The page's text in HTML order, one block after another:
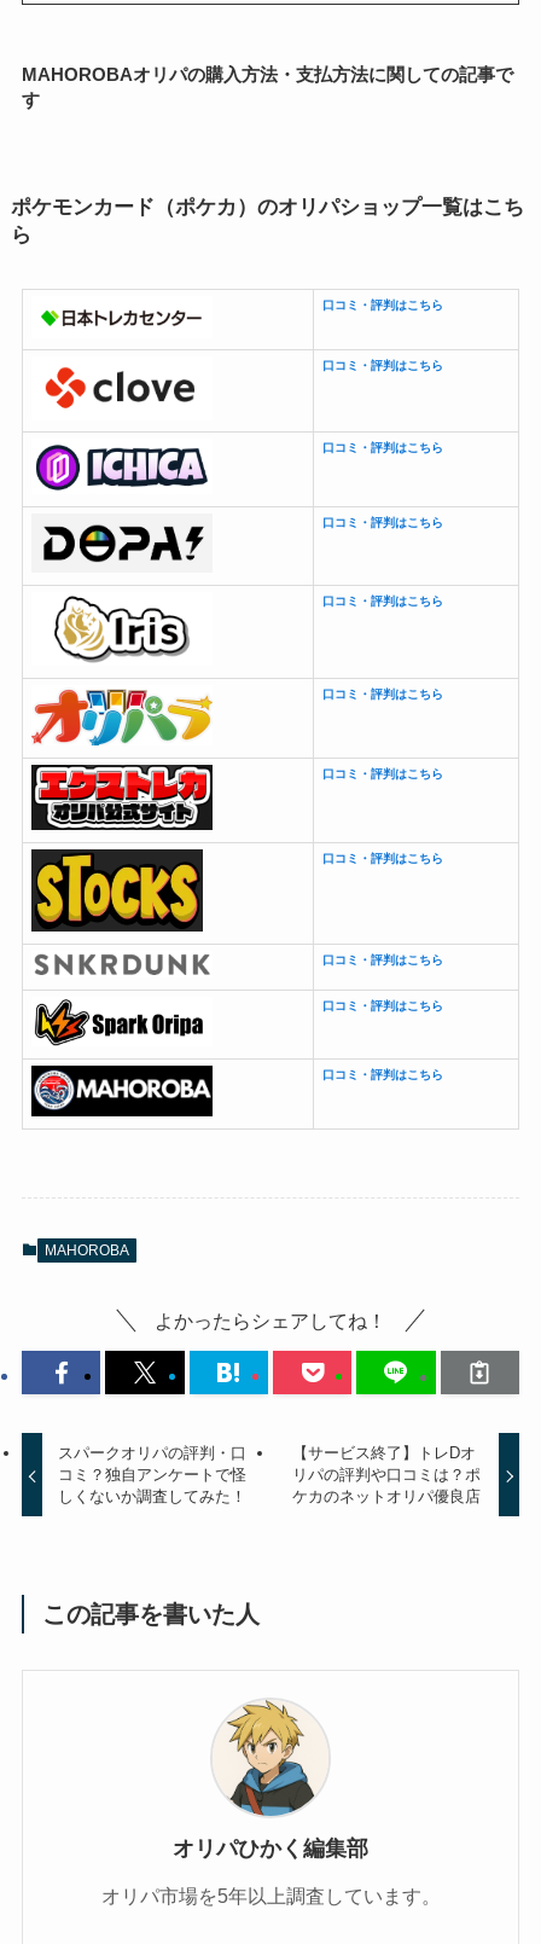
MAHOROBAオリパの購入方法・支払方法に関しての記事で
す
ポケモンカード（ポケカ）のオリパショップ一覧はこち
ら
口コミ・評判はこちら
口コミ・評判はこちら
口コミ・評判はこちら
口コミ・評判はこちら
口コミ・評判はこちら
口コミ・評判はこちら
口コミ・評判はこちら
口コミ・評判はこちら
口コミ・評判はこちら
口コミ・評判はこちら
口コミ・評判はこちら
MAHOROBA
よかったらシェアしてね！
スパークオリパの評判・口
コミ？独自アンケートで怪
しくないか調査してみた！
【サービス終了】トレDオ
リパの評判や口コミは？ポ
ケカのネットオリパ優良店
この記事を書いた人
オリパひかく編集部
オリパ市場を5年以上調査しています。